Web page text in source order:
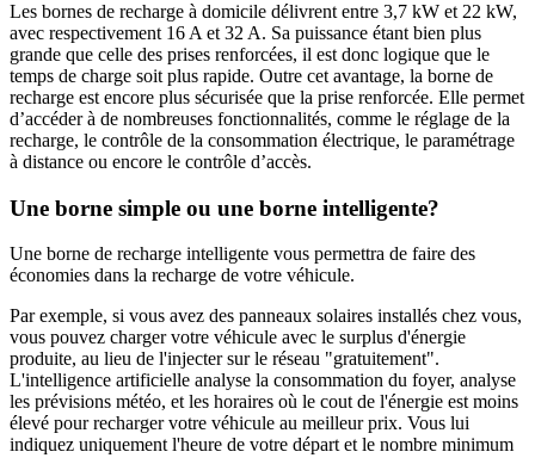
Les bornes de recharge à domicile délivrent entre 3,7 kW et 22 kW,
avec respectivement 16 A et 32 A. Sa puissance étant bien plus
grande que celle des prises renforcées, il est donc logique que le
temps de charge soit plus rapide. Outre cet avantage, la borne de
recharge est encore plus sécurisée que la prise renforcée. Elle permet
d’accéder à de nombreuses fonctionnalités, comme le réglage de la
recharge, le contrôle de la consommation électrique, le paramétrage
à distance ou encore le contrôle d’accès.
Une borne simple ou une borne intelligente?
Une borne de recharge intelligente vous permettra de faire des
économies dans la recharge de votre véhicule.
Par exemple, si vous avez des panneaux solaires installés chez vous,
vous pouvez charger votre véhicule avec le surplus d'énergie
produite, au lieu de l'injecter sur le réseau "gratuitement".
L'intelligence artificielle analyse la consommation du foyer, analyse
les prévisions météo, et les horaires où le cout de l'énergie est moins
élevé pour recharger votre véhicule au meilleur prix. Vous lui
indiquez uniquement l'heure de votre départ et le nombre minimum